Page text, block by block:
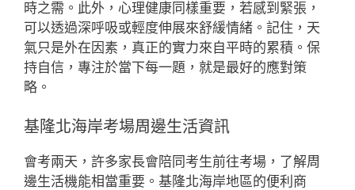
時之需。此外，心理健康同樣重要，若感到緊張，
可以透過深呼吸或輕度伸展來舒緩情緒。記住，天
氣只是外在因素，真正的實力來自平時的累積。保
持自信，專注於當下每一題，就是最好的應對策
略。
基隆北海岸考場周邊生活資訊
會考兩天，許多家長會陪同考生前往考場，了解周
邊生活機能相當重要。基隆北海岸地區的便利商